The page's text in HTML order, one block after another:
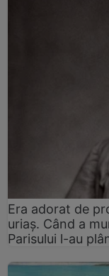
Era adorat de
uriaș. Când a
Parisului l-au